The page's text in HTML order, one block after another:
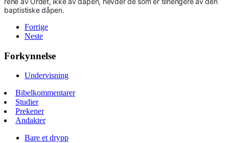
baptistiske dåpen.
Forrige
Neste
Forkynnelse
Undervisning
Bibelkommentarer
Studier
Prekener
Andakter
Bare et drypp